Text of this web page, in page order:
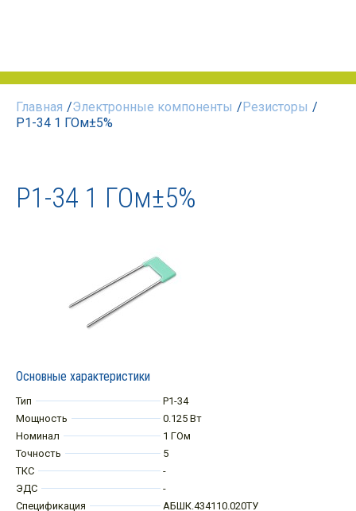
Главная /Электронные компоненты /Резисторы /
Р1-34 1 ГОм±5%
Р1-34 1 ГОм±5%
Основные характеристики
Тип
Р1-34
Мощность
0.125 Вт
Номинал
1 ГОм
Точность
5
ТКС
-
ЭДС
-
Спецификация
АБШК.434110.020ТУ